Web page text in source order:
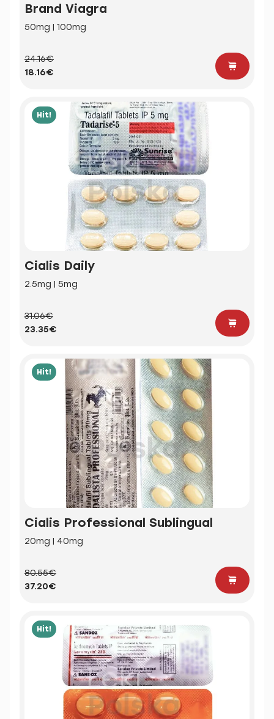
Brand Viagra
50mg | 100mg
24.16€
18.16€
Hit!
Cialis Daily
2.5mg | 5mg
31.06€
23.35€
Hit!
Cialis Professional Sublingual
20mg | 40mg
80.55€
37.20€
Hit!